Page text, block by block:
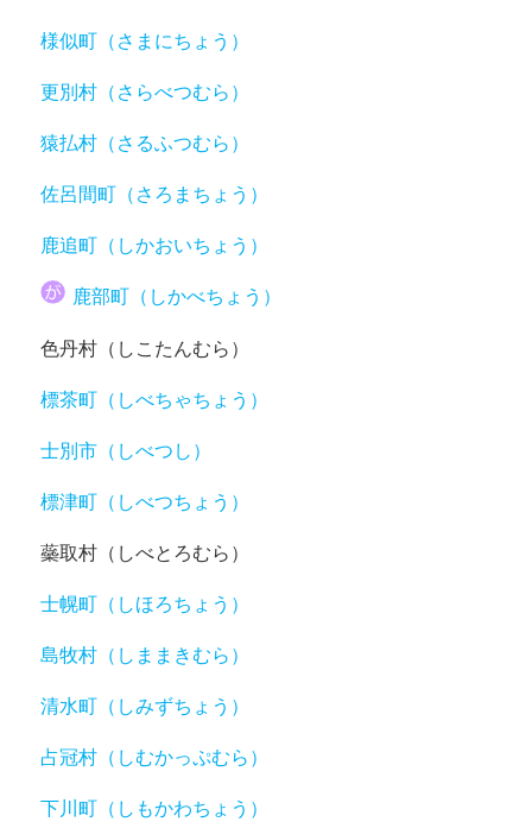
様似町（さまにちょう）
更別村（さらべつむら）
猿払村（さるふつむら）
佐呂間町（さろまちょう）
鹿追町（しかおいちょう）
鹿部町（しかべちょう）
色丹村（しこたんむら）
標茶町（しべちゃちょう）
士別市（しべつし）
標津町（しべつちょう）
蘂取村（しべとろむら）
士幌町（しほろちょう）
島牧村（しままきむら）
清水町（しみずちょう）
占冠村（しむかっぷむら）
下川町（しもかわちょう）